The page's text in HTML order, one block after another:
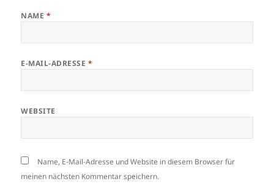
NAME *
E-MAIL-ADRESSE *
WEBSITE
Name, E-Mail-Adresse und Website in diesem Browser für
meinen nächsten Kommentar speichern.